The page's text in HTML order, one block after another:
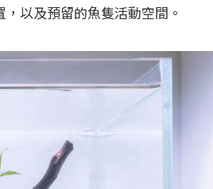
以及預留的魚隻活動空間。